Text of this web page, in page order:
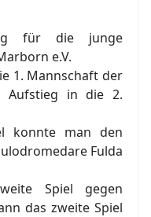
für die junge
e.V.
1. Mannschaft der
Aufstieg in die 2.
konnte man den
Fulda
Spiel gegen
das zweite Spiel